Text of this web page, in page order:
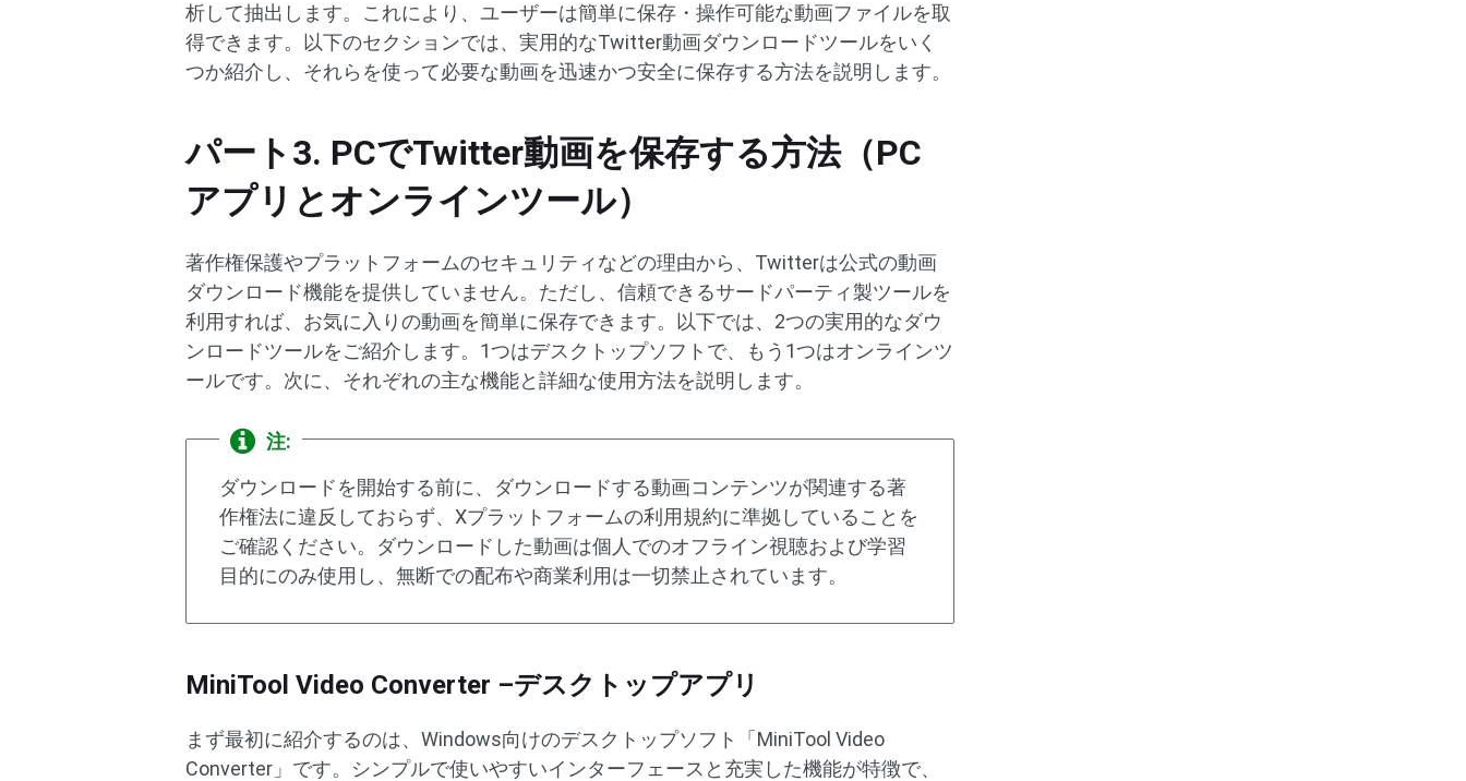
析して抽出します。これにより、ユーザーは簡単に保存・操作可能な動画ファイルを取
得できます。以下のセクションでは、実用的なTwitter動画ダウンロードツールをいく
つか紹介し、それらを使って必要な動画を迅速かつ安全に保存する方法を説明します。
パート3. PCでTwitter動画を保存する方法（PC
アプリとオンラインツール）
著作権保護やプラットフォームのセキュリティなどの理由から、Twitterは公式の動画
ダウンロード機能を提供していません。ただし、信頼できるサードパーティ製ツールを
利用すれば、お気に入りの動画を簡単に保存できます。以下では、2つの実用的なダウ
ンロードツールをご紹介します。1つはデスクトップソフトで、もう1つはオンラインツ
ールです。次に、それぞれの主な機能と詳細な使用方法を説明します。
注:
ダウンロードを開始する前に、ダウンロードする動画コンテンツが関連する著
作権法に違反しておらず、Xプラットフォームの利用規約に準拠していることを
ご確認ください。ダウンロードした動画は個人でのオフライン視聴および学習
目的にのみ使用し、無断での配布や商業利用は一切禁止されています。
MiniTool Video Converter –デスクトップアプリ
まず最初に紹介するのは、Windows向けのデスクトップソフト「MiniTool Video
Converter」です。シンプルで使いやすいインターフェースと充実した機能が特徴で、